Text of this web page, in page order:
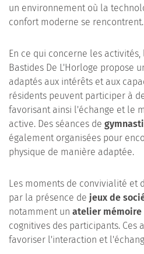
un environnement où la
confort moderne se rencontrent.
En ce qui concerne les activités,
Bastides De L'Horloge propose
adaptés aux intérêts et aux
résidents peuvent participer à
favorisant ainsi l'échange et le
active. Des séances de
également organisées pour
physique de manière adaptée.
Les moments de convivialité et
par la présence de jeux de
notamment un atelier mémoire
cognitives des participants. Ces
favoriser l'interaction et